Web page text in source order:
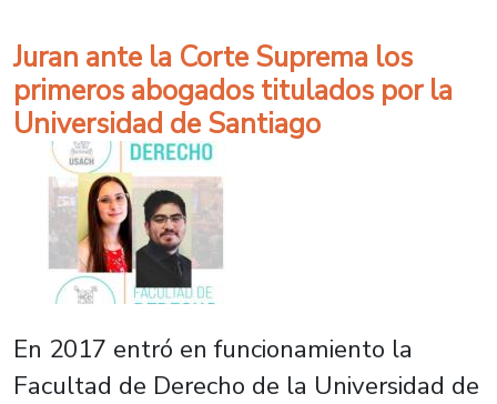
Juran ante la Corte Suprema los
primeros abogados titulados por la
Universidad de Santiago
En 2017 entró en funcionamiento la
Facultad de Derecho de la Universidad de